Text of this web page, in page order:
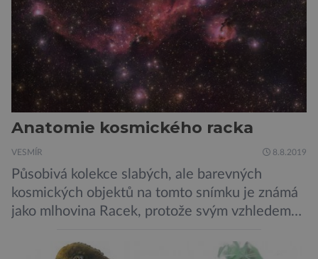
Anatomie kosmického racka
VESMÍR 8.8.2019
Působivá kolekce slabých, ale barevných
kosmických objektů na tomto snímku je známá
jako mlhovina Racek, protože svým vzhledem
prachu, vodíku, hélia a malého množství těžších